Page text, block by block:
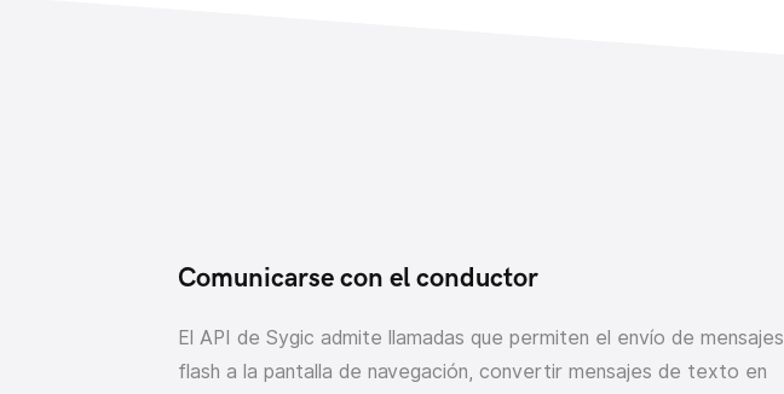
Comunicarse con el conductor
El API de Sygic admite llamadas que permiten el envío de mensajes
flash a la pantalla de navegación, convertir mensajes de texto en